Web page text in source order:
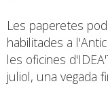
Les paperetes
habilitades a
les oficines
juliol, una vegada